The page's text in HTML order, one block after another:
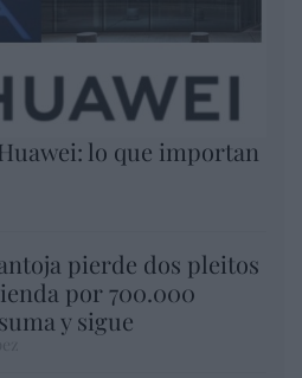
lo que importan
pierde dos pleitos
por 700.000
y sigue